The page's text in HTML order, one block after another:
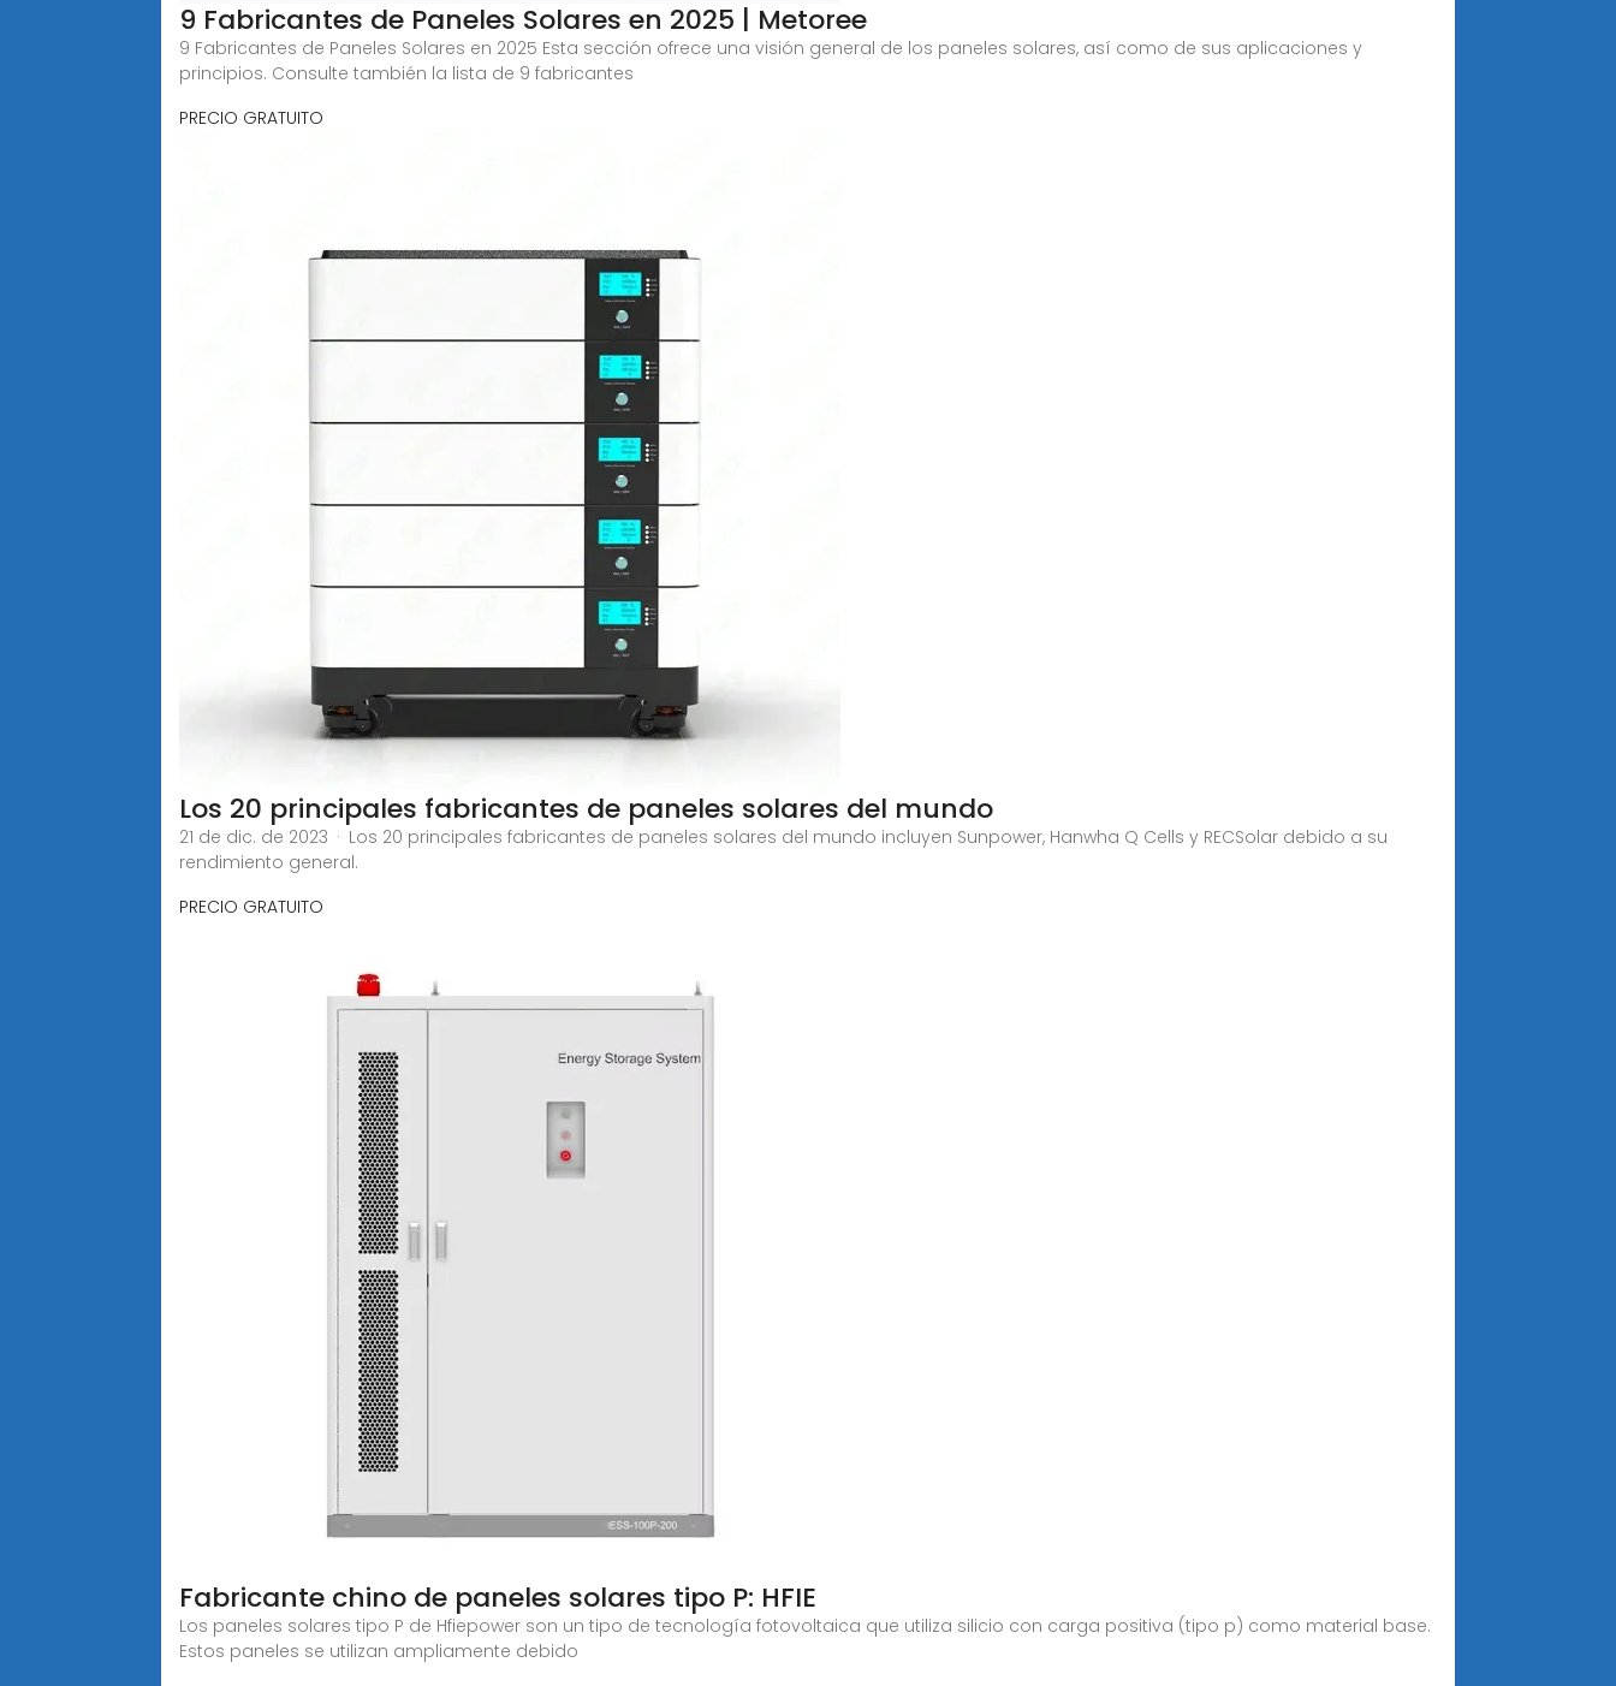
9 Fabricantes de Paneles Solares en 2025 | Metoree
9 Fabricantes de Paneles Solares en 2025 Esta sección ofrece una visión general de los paneles solares, así como de sus aplicaciones y
principios. Consulte también la lista de 9 fabricantes
PRECIO GRATUITO
Los 20 principales fabricantes de paneles solares del mundo
21 de dic. de 2023 · Los 20 principales fabricantes de paneles solares del mundo incluyen Sunpower, Hanwha Q Cells y RECSolar debido a su
rendimiento general.
PRECIO GRATUITO
Fabricante chino de paneles solares tipo P: HFIE
Los paneles solares tipo P de Hfiepower son un tipo de tecnología fotovoltaica que utiliza silicio con carga positiva (tipo p) como material base.
Estos paneles se utilizan ampliamente debido